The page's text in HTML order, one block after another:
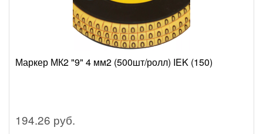
Маркер МК2 "9" 4 мм2 (500шт/ролл) IEK (150)
194.26 руб.